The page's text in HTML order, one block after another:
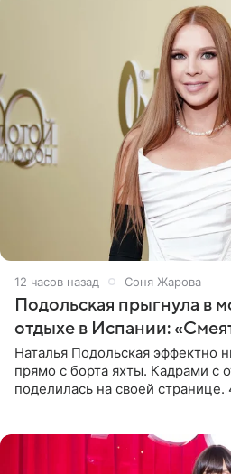
12 часов назад Соня Жарова
Подольская прыгнула в
отдыхе в Испании:
Наталья Подольская эффектно
прямо с борта яхты. Кадрами с
поделилась на своей